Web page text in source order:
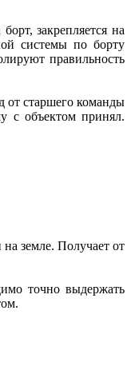
закрепляется на
системы по борту
правильность
от старшего команды
с объектом принял.
земле. Получает от
точно выдержать